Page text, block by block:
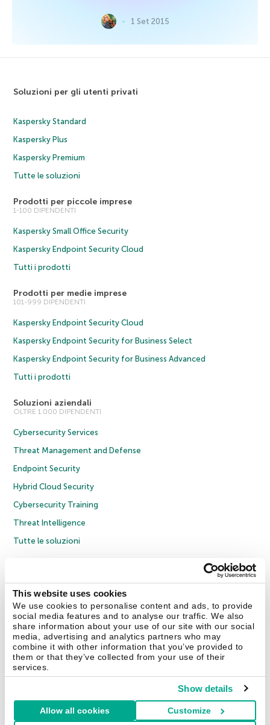
This website uses cookies
We use cookies to personalise content and ads, to provide
social media features and to analyse our traffic. We also
share information about your use of our site with our social
media, advertising and analytics partners who may
combine it with other information that you’ve provided to
them or that they’ve collected from your use of their
services.
Show details
Allow all cookies Customize
1 Set 2015
Soluzioni per gli utenti privati
Kaspersky Standard
Kaspersky Plus
Kaspersky Premium
Tutte le soluzioni
Prodotti per piccole imprese
1-100 DIPENDENTI
Kaspersky Small Office Security
Kaspersky Endpoint Security Cloud
Tutti i prodotti
Prodotti per medie imprese
101-999 DIPENDENTI
Kaspersky Endpoint Security Cloud
Kaspersky Endpoint Security for Business Select
Kaspersky Endpoint Security for Business Advanced
Tutti i prodotti
Soluzioni aziendali
OLTRE 1.000 DIPENDENTI
Cybersecurity Services
Threat Management and Defense
Endpoint Security
Hybrid Cloud Security
Cybersecurity Training
Threat Intelligence
Tutte le soluzioni
Informativa sulla privacy
Cookies
Contatti Chi siamo Partner Blog Centro risorse Comunicati stampa
Securelist Eugene Personal Blog Encyclopedia
Italia & Svizzera